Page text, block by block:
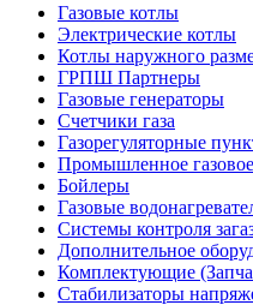
Газовые котлы
Электрические котлы
Котлы наружного
ГРПШ Партнеры
Газовые генераторы
Счетчики газа
Газорегуляторные
Промышленное
Бойлеры
Газовые
Системы контроля
Дополнительное
Комплектующие
Стабилизаторы